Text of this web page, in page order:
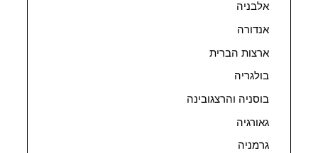
אלבניה
אנדורה
ארצות הברית
בולגריה
בוסניה והרצגובינה
גאורגיה
גרמניה